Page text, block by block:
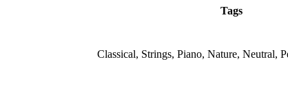
Tags
Classical, Strings, Piano, Nature, Neutral,